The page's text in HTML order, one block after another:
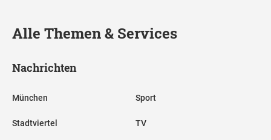
Alle Themen & Services
Nachrichten
München
Stadtviertel
Sport
TV